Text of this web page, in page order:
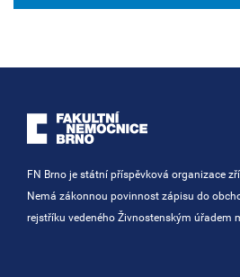
FN Brno je státní příspěvková organizace
Nemá zákonnou povinnost zápisu do
rejstříku vedeného Živnostenským úřadem